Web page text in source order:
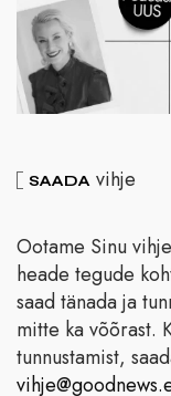
SAADA vihje
Ootame Sinu
heade tegude
saad tänada ja
mitte ka võõrast.
tunnustamist,